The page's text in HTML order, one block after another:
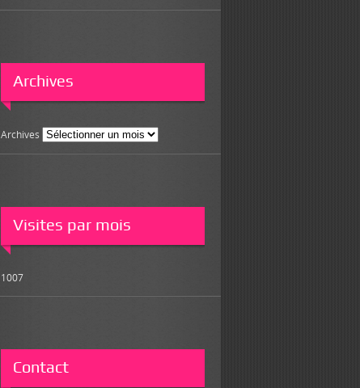
Archives
Archives
Visites par mois
1007
Contact